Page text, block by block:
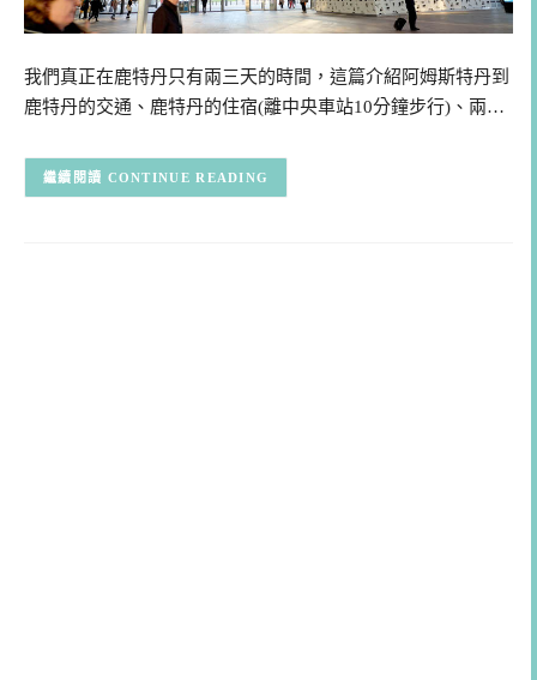
我們真正在鹿特丹只有兩三天的時間，這篇介紹阿姆斯特丹到
鹿特丹的交通、鹿特丹的住宿(離中央車站10分鐘步行)、兩…
CONTINUE READING